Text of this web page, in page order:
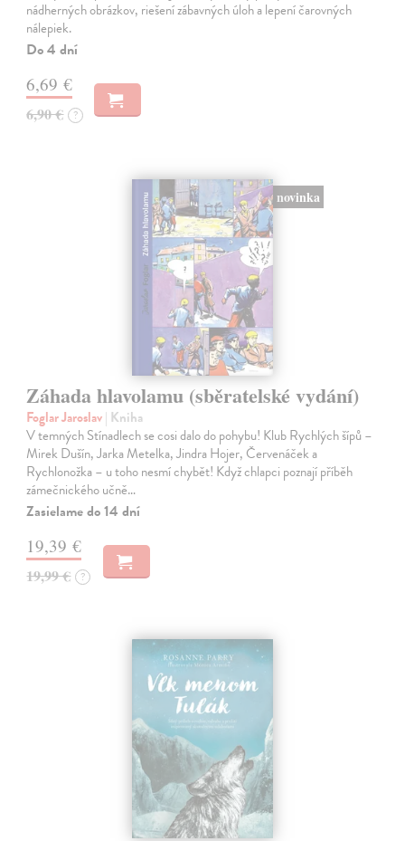
nádherných obrázkov, riešení zábavných úloh a lepení čarovných
nálepiek.
Do 4 dní
6,69 €
6,90 € ?
novinka
Záhada hlavolamu (sběratelské vydání)
Foglar Jaroslav| Kniha
V temných Stínadlech se cosi dalo do pohybu! Klub Rychlých šípů –
Mirek Dušín, Jarka Metelka, Jindra Hojer, Červenáček a
Rychlonožka – u toho nesmí chybět! Když chlapci poznají příběh
zámečnického učně…
Zasielame do 14 dní
19,39 €
19,99 € ?